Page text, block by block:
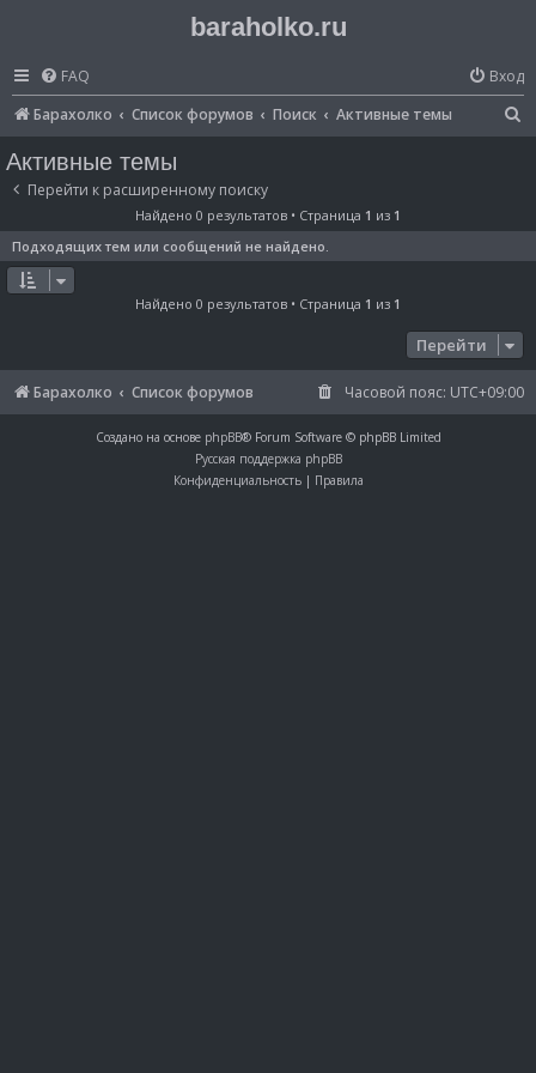
baraholko.ru
FAQ
Вход
Барахолко
Список форумов Поиск Активные темы
к
Активные темы
Перейти к расширенному поиску
Найдено 0 результатов • Страница 1 из 1
Подходящих тем или сообщений не найдено.
Найдено 0 результатов • Страница 1 из 1
Перейти
Барахолко Список форумов Часовой пояс: UTC+09:00
Создано на основе phpBB® Forum Software © phpBB Limited
Русская поддержка phpBB
Конфиденциальность| Правила